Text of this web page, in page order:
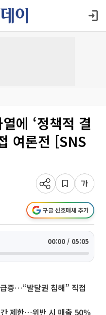
에 ‘정책적 결
여론전 [SNS
구글 선호매체 추가
00:00 / 05:05
증…“발달권 침해” 직접
제한…위반 시 매출 50%